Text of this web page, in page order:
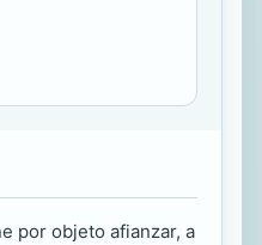
por objeto afianzar, a